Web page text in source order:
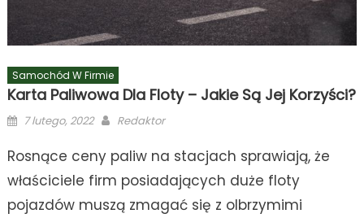
Samochód W Firmie
Karta Paliwowa Dla Floty – Jakie Są Jej Korzyści?
Posted
7 lutego, 2022 Author
Redaktor
Rosnące ceny paliw na stacjach sprawiają, że
właściciele firm posiadających duże floty
pojazdów muszą zmagać się z olbrzymimi